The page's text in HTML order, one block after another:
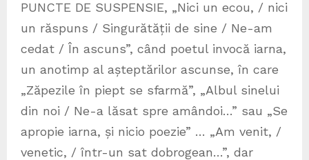
PUNCTE DE SUSPENSIE, „Nici un ecou, / nici
un răspuns / Singurătății de sine / Ne-am
cedat / În ascuns”, când poetul invocă iarna,
un anotimp al așteptărilor ascunse, în care
„Zăpezile în piept se sfarmă”, „Albul sinelui
din noi / Ne-a lăsat spre amândoi…” sau „Se
apropie iarna, și nicio poezie” … „Am venit, /
venetic, / într-un sat dobrogean…”, dar